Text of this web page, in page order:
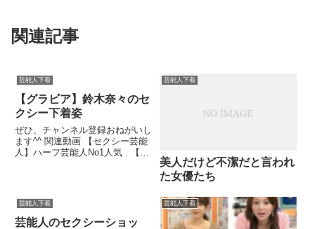
関連記事
芸能人下着
【グラビア】鈴木奈々のセ
クシー下着姿
ぜひ、チャンネル登録おねがいし
ます^^ 関連動画 【セクシー芸能
人】ハーフ芸能人No1人気 . 【関
芸能人下着
美人だけど不潔だと言われ
た女優たち
芸能人下着
芸能人のセクシーショッ
芸能人下着